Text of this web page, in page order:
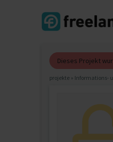
Dieses Projekt
projekte » Informations-